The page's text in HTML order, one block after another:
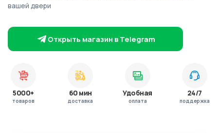
вашей двери
Открыть магазин в Telegram
5000+
товаров
60 мин
доставка
Удобная
оплата
24/7
поддержка